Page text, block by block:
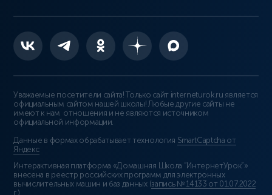
Уважаемые посетители сайта! Только сайт interneturok.ru является
официальным сайтом нашей школы! Любые другие сайты не
имеют к нам отношения и не являются источником
официальной информации.
Данные в формах обрабатывает технология SmartCaptcha от
Яндекс
Интерактивная платформа «Домашняя Школа “ИнтернетУрок”»
внесена в реестр российских программ для электронных
вычислительных машин и баз данных (запись № 14133 от 01.07.2022
г. ).